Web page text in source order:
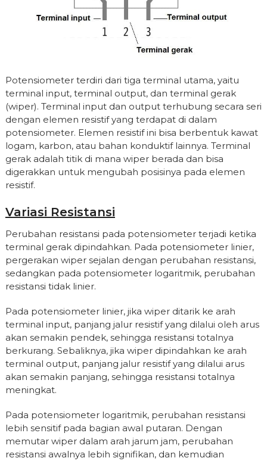
Potensiometer terdiri dari tiga terminal utama, yaitu
terminal input, terminal output, dan terminal gerak
(wiper). Terminal input dan output terhubung secara seri
dengan elemen resistif yang terdapat di dalam
potensiometer. Elemen resistif ini bisa berbentuk kawat
logam, karbon, atau bahan konduktif lainnya. Terminal
gerak adalah titik di mana wiper berada dan bisa
digerakkan untuk mengubah posisinya pada elemen
resistif.
Variasi Resistansi
Perubahan resistansi pada potensiometer terjadi ketika
terminal gerak dipindahkan. Pada potensiometer linier,
pergerakan wiper sejalan dengan perubahan resistansi,
sedangkan pada potensiometer logaritmik, perubahan
resistansi tidak linier.
Pada potensiometer linier, jika wiper ditarik ke arah
terminal input, panjang jalur resistif yang dilalui oleh arus
akan semakin pendek, sehingga resistansi totalnya
berkurang. Sebaliknya, jika wiper dipindahkan ke arah
terminal output, panjang jalur resistif yang dilalui arus
akan semakin panjang, sehingga resistansi totalnya
meningkat.
Pada potensiometer logaritmik, perubahan resistansi
lebih sensitif pada bagian awal putaran. Dengan
memutar wiper dalam arah jarum jam, perubahan
resistansi awalnya lebih signifikan, dan kemudian